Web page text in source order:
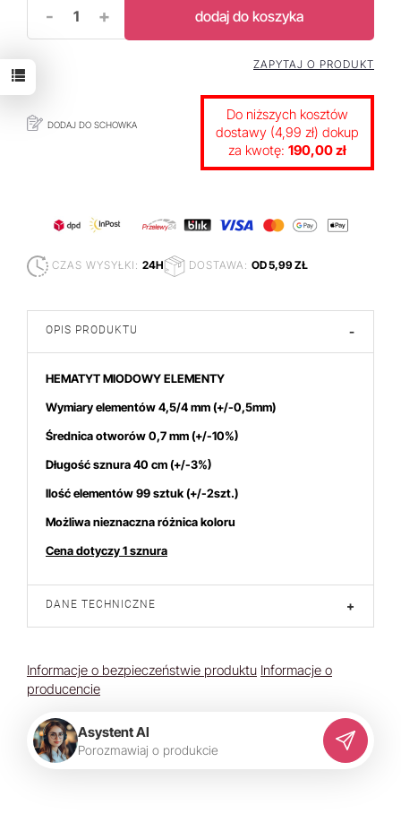
- + dodaj do koszyka
DODAJ DO SCHOWKA
ZAPYTAJ O PRODUKT
Do niższych kosztów
dostawy (4,99 zł) dokup
za kwotę: 190,00 zł
CZAS WYSYŁKI: 24H DOSTAWA: OD 5,99 ZŁ
OPIS PRODUKTU -
HEMATYT MIODOWY ELEMENTY
Wymiary elementów 4,5/4mm(+/-0,5mm)
Średnica otworów 0,7 mm (+/-10%)
Długość sznura 40 cm (+/-3%)
Ilość elementów 99 sztuk (+/-2szt.)
Możliwa nieznaczna różnica koloru
Cena dotyczy 1 sznura
DANE TECHNICZNE +
Informacje o bezpieczeństwie produktu Informacje o
producencie
Asystent AI
Porozmawiaj o produkcie